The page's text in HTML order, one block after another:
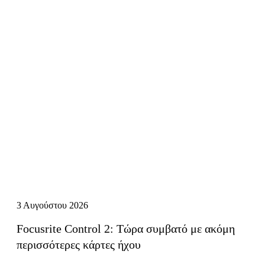
3 Αυγούστου 2026
Focusrite Control 2: Τώρα συμβατό με ακόμη
περισσότερες κάρτες ήχου